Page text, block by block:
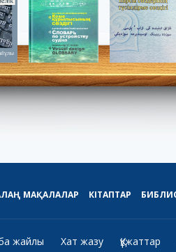
МАҚАЛАЛАР КІТАПТАР
жайлы Хат жазу Құжаттар